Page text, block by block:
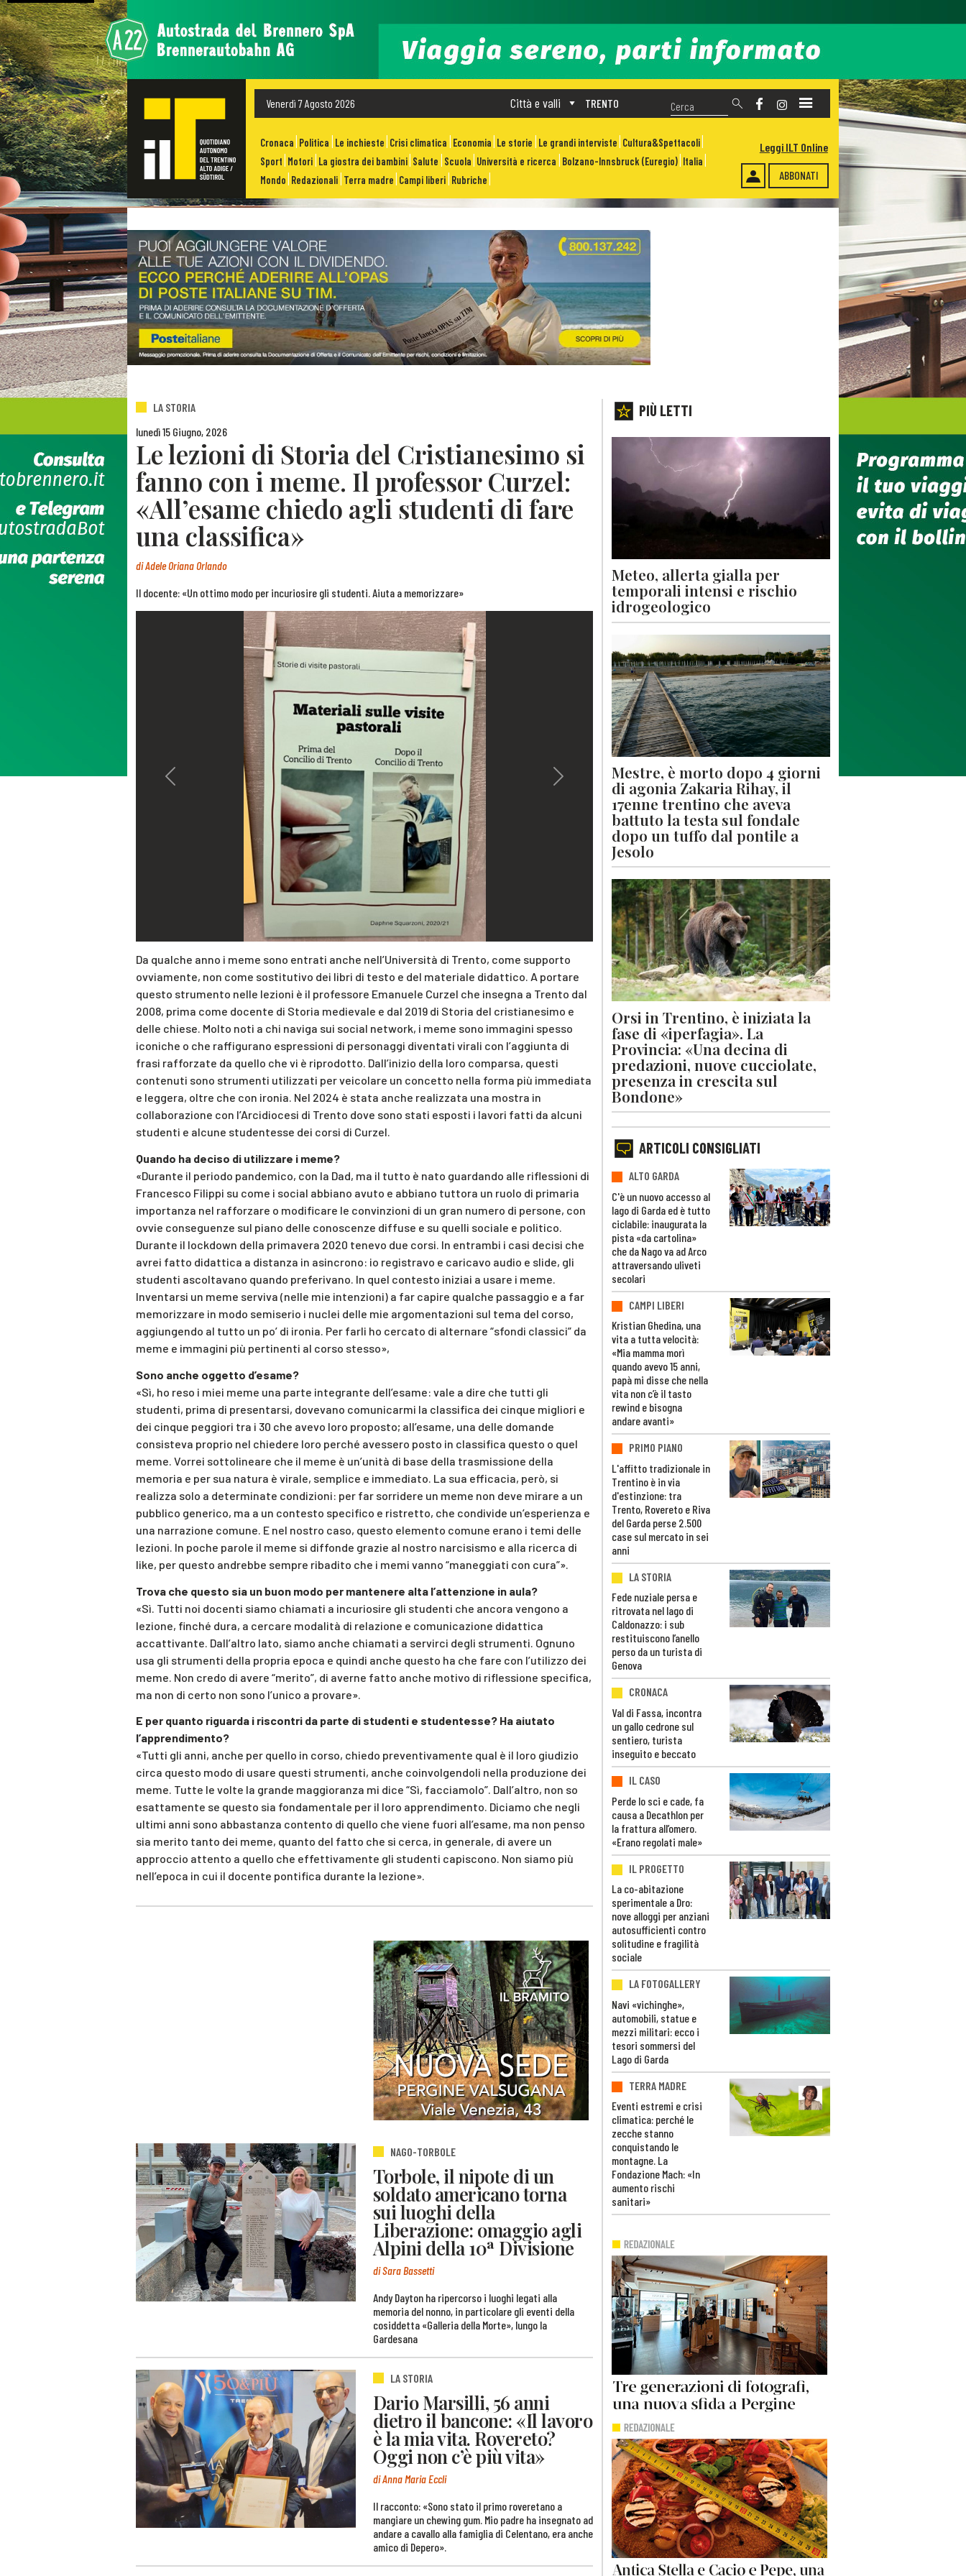
Venerdì 7 Agosto 2026 TRENTO
Città e valli
Cronaca Politica Le inchieste Crisi climatica Economia Le storie Le grandi interviste Cultura&Spettacoli
Sport Motori La giostra dei bambini Salute Scuola Università e ricerca Bolzano-Innsbruck (Euregio) Italia
Mondo Redazionali Terra madre Campi liberi Rubriche ABBONATI
Leggi ILT Online
LA STORIA
lunedì 15 Giugno, 2026
Le lezioni di Storia del Cristianesimo si
fanno con i meme. Il professor Curzel:
«All’esame chiedo agli studenti di fare
una classifica»
diAdele Oriana Orlando
Il docente: «Un ottimo modo per incuriosire gli studenti. Aiuta a memorizzare»
Previous Next
Da qualche anno i meme sono entrati anche nell’Università di Trento, come supporto
ovviamente, non come sostitutivo dei libri di testo e del materiale didattico. A portare
questo strumento nelle lezioni è il professore Emanuele Curzel che insegna a Trento dal
2008, prima come docente di Storia medievale e dal 2019 di Storia del cristianesimo e
delle chiese. Molto noti a chi naviga sui social network, i meme sono immagini spesso
iconiche o che raffigurano espressioni di personaggi diventati virali con l’aggiunta di
frasi rafforzate da quello che vi è riprodotto. Dall’inizio della loro comparsa, questi
contenuti sono strumenti utilizzati per veicolare un concetto nella forma più immediata
e leggera, oltre che con ironia. Nel 2024 è stata anche realizzata una mostra in
collaborazione con l’Arcidiocesi di Trento dove sono stati esposti i lavori fatti da alcuni
studenti e alcune studentesse dei corsi di Curzel.
Quando ha deciso di utilizzare i meme?
«Durante il periodo pandemico, con la Dad, ma il tutto è nato guardando alle riflessioni di
Francesco Filippi su come i social abbiano avuto e abbiano tuttora un ruolo di primaria
importanza nel rafforzare o modificare le convinzioni di un gran numero di persone, con
ovvie conseguenze sul piano delle conoscenze diffuse e su quelli sociale e politico.
Durante il lockdown della primavera 2020 tenevo due corsi. In entrambi i casi decisi che
avrei fatto didattica a distanza in asincrono: io registravo e caricavo audio e slide, gli
studenti ascoltavano quando preferivano. In quel contesto iniziai a usare i meme.
Inventarsi un meme serviva (nelle mie intenzioni) a far capire qualche passaggio e a far
memorizzare in modo semiserio i nuclei delle mie argomentazioni sul tema del corso,
aggiungendo al tutto un po’ di ironia. Per farli ho cercato di alternare “sfondi classici” da
meme e immagini più pertinenti al corso stesso»,
Sono anche oggetto d’esame?
«Sì, ho reso i miei meme una parte integrante dell’esame: vale a dire che tutti gli
studenti, prima di presentarsi, dovevano comunicarmi la classifica dei cinque migliori e
dei cinque peggiori tra i 30 che avevo loro proposto; all’esame, una delle domande
consisteva proprio nel chiedere loro perché avessero posto in classifica questo o quel
meme. Vorrei sottolineare che il meme è un’unità di base della trasmissione della
memoria e per sua natura è virale, semplice e immediato. La sua efficacia, però, si
realizza solo a determinate condizioni: per far sorridere un meme non deve mirare a un
pubblico generico, ma a un contesto specifico e ristretto, che condivide un’esperienza e
una narrazione comune. E nel nostro caso, questo elemento comune erano i temi delle
lezioni. In poche parole il meme si diffonde grazie al nostro narcisismo e alla ricerca di
like, per questo andrebbe sempre ribadito che i memi vanno “maneggiati con cura”».
Trova che questo sia un buon modo per mantenere alta l’attenzione in aula?
«Sì. Tutti noi docenti siamo chiamati a incuriosire gli studenti che ancora vengono a
lezione, finché dura, a cercare modalità di relazione e comunicazione didattica
accattivante. Dall’altro lato, siamo anche chiamati a servirci degli strumenti. Ognuno
usa gli strumenti della propria epoca e quindi anche questo ha che fare con l’utilizzo dei
meme. Non credo di avere “merito”, di averne fatto anche motivo di riflessione specifica,
ma non di certo non sono l’unico a provare».
E per quanto riguarda i riscontri da parte di studenti e studentesse? Ha aiutato
l’apprendimento?
«Tutti gli anni, anche per quello in corso, chiedo preventivamente qual è il loro giudizio
circa questo modo di usare questi strumenti, anche coinvolgendoli nella produzione dei
meme. Tutte le volte la grande maggioranza mi dice “Sì, facciamolo”. Dall’altro, non so
esattamente se questo sia fondamentale per il loro apprendimento. Diciamo che negli
ultimi anni sono abbastanza contento di quello che viene fuori all’esame, ma non penso
sia merito tanto dei meme, quanto del fatto che si cerca, in generale, di avere un
approccio attento a quello che effettivamente gli studenti capiscono. Non siamo più
nell’epoca in cui il docente pontifica durante la lezione».
NAGO-TORBOLE
Torbole, il nipote di un
soldato americano torna
sui luoghi della
Liberazione: omaggio agli
Alpini della 10ª Divisione
di Sara Bassetti
Andy Dayton ha ripercorso i luoghi legati alla
memoria del nonno, in particolare gli eventi della
cosiddetta «Galleria della Morte», lungo la
Gardesana
LA STORIA
Dario Marsilli, 56 anni
dietro il bancone: «Il lavoro
è la mia vita. Rovereto?
Oggi non c’è più vita»
di Anna Maria Eccli
Il racconto: «Sono stato il primo roveretano a
mangiare un chewing gum. Mio padre ha insegnato ad
andare a cavallo alla famiglia di Celentano, era anche
amico di Depero».
PIÙ LETTI
Meteo, allerta gialla per
temporali intensi e rischio
idrogeologico
Mestre, è morto dopo 4 giorni
di agonia Zakaria Rihay, il
17enne trentino che aveva
battuto la testa sul fondale
dopo un tuffo dal pontile a
Jesolo
Orsi in Trentino, è iniziata la
fase di «iperfagia». La
Provincia: «Una decina di
predazioni, nuove cucciolate,
presenza in crescita sul
Bondone»
ARTICOLI CONSIGLIATI
ALTO GARDA
C'è un nuovo accesso al
lago di Garda ed è tutto
ciclabile: inaugurata la
pista «da cartolina»
che da Nago va ad Arco
attraversando uliveti
secolari
CAMPI LIBERI
Kristian Ghedina, una
vita a tutta velocità:
«Mia mamma morì
quando avevo 15 anni,
papà mi disse che nella
vita non c’è il tasto
rewind e bisogna
andare avanti»
PRIMO PIANO
L'affitto tradizionale in
Trentino è in via
d'estinzione: tra
Trento, Rovereto e Riva
del Garda perse 2.500
case sul mercato in sei
anni
LA STORIA
Fede nuziale persa e
ritrovata nel lago di
Caldonazzo: i sub
restituiscono l’anello
perso da un turista di
Genova
CRONACA
Val di Fassa, incontra
un gallo cedrone sul
sentiero, turista
inseguito e beccato
IL CASO
Perde lo sci e cade, fa
causa a Decathlon per
la frattura all’omero.
«Erano regolati male»
IL PROGETTO
La co-abitazione
sperimentale a Dro:
nove alloggi per anziani
autosufficienti contro
solitudine e fragilità
sociale
LA FOTOGALLERY
Navi «vichinghe»,
automobili, statue e
mezzi militari: ecco i
tesori sommersi del
Lago di Garda
TERRA MADRE
Eventi estremi e crisi
climatica: perché le
zecche stanno
conquistando le
montagne. La
Fondazione Mach: «In
aumento rischi
sanitari»